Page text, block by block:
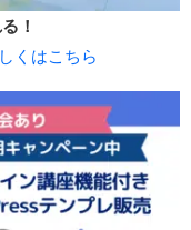
！
くはこちら